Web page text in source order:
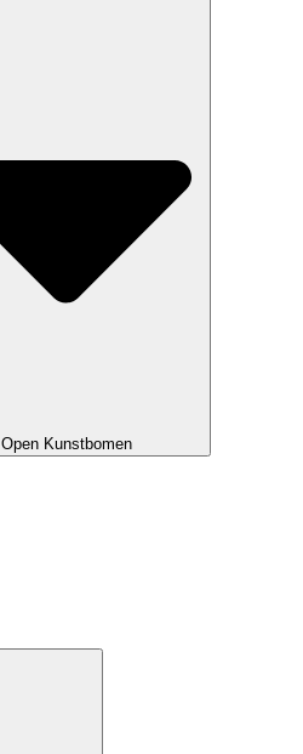
Open Kunstbomen